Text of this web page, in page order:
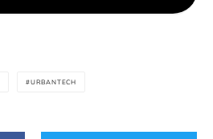
URBANTECH